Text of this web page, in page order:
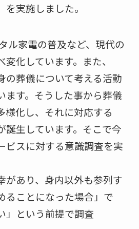
実施しました。
ル家電の普及など、現代の
化しています。また、
の葬儀について考える活動
ます。そうした事から葬儀
様化し、それに対応する
誕生しています。そこで今
ビスに対する意識調査を実
あり、身内以外も参列す
ることになった場合」で
」という前提で調査